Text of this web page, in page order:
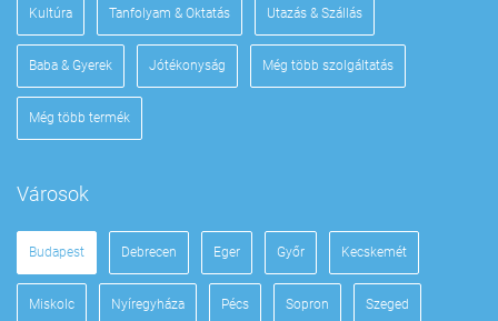
Kultúra Tanfolyam & Oktatás Utazás & Szállás
Baba & Gyerek Jótékonyság Még több szolgáltatás
Még több termék
Városok
Budapest Debrecen Eger Győr Kecskemét
Miskolc Nyíregyháza Pécs Sopron Szeged